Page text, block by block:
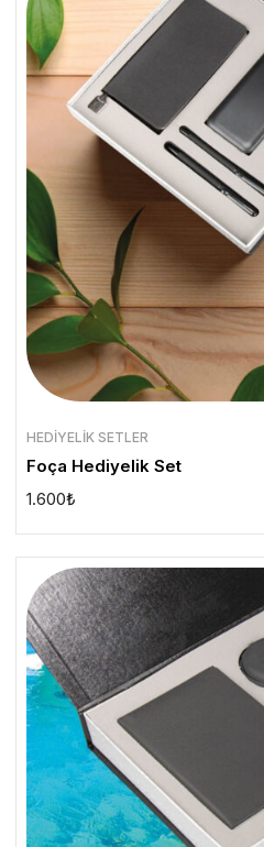
HEDIYELIK SETLER
Foça Hediyelik Set
1.600₺